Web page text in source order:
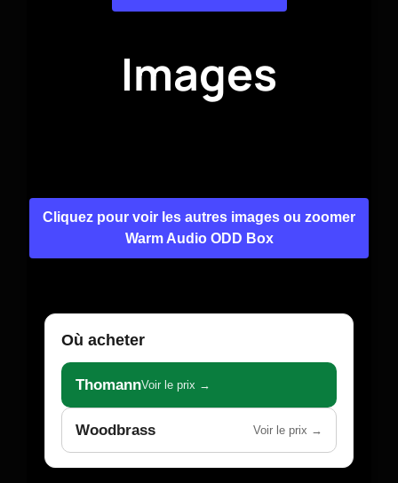
Images
Cliquez pour voir les autres images ou zoomer
Warm Audio ODD Box
Où acheter
ThomannVoir le prix →
Woodbrass Voir le prix →